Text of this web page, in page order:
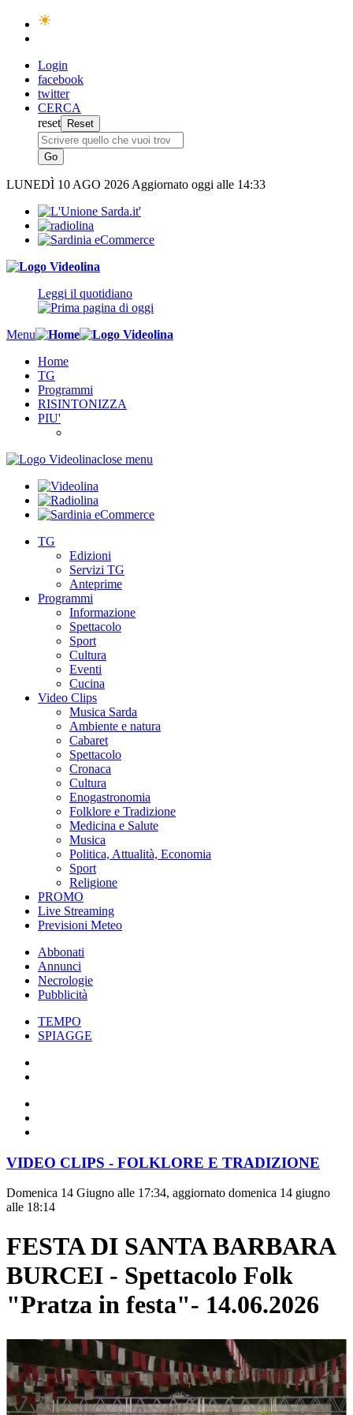
Login
facebook
twitter
CERCA
reset
LUNEDÌ 10 AGO 2026 Aggiornato oggi alle 14:33
Leggi il quotidiano
Menu
Home
TG
Programmi
RISINTONIZZA
PIU'
close menu
TG
Edizioni
Servizi TG
Anteprime
Programmi
Informazione
Spettacolo
Sport
Cultura
Eventi
Cucina
Video Clips
Musica Sarda
Ambiente e natura
Cabaret
Spettacolo
Cronaca
Cultura
Enogastronomia
Folklore e Tradizione
Medicina e Salute
Musica
Politica, Attualità, Economia
Sport
Religione
PROMO
Live Streaming
Previsioni Meteo
Abbonati
Annunci
Necrologie
Pubblicità
TEMPO
SPIAGGE
VIDEO CLIPS - FOLKLORE E TRADIZIONE
Domenica 14 Giugno alle 17:34, aggiornato domenica 14 giugno
alle 18:14
FESTA DI SANTA BARBARA
BURCEI - Spettacolo Folk
"Pratza in festa"- 14.06.2026